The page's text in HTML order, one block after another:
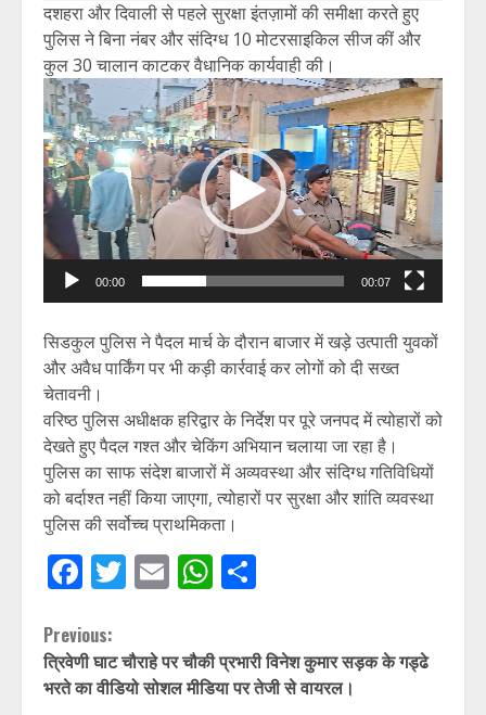
दशहरा और दिवाली से पहले सुरक्षा इंतज़ामों की समीक्षा करते हुए
पुलिस ने बिना नंबर और संदिग्ध 10 मोटरसाइकिल सीज कीं और
कुल 30 चालान काटकर वैधानिक कार्यवाही की।
Video
Player
00:00 00:07
सिडकुल पुलिस ने पैदल मार्च के दौरान बाजार में खड़े उत्पाती युवकों
और अवैध पार्किंग पर भी कड़ी कार्रवाई कर लोगों को दी सख्त
चेतावनी।
वरिष्ठ पुलिस अधीक्षक हरिद्वार के निर्देश पर पूरे जनपद में त्योहारों को
देखते हुए पैदल गश्त और चेकिंग अभियान चलाया जा रहा है।
पुलिस का साफ संदेश बाजारों में अव्यवस्था और संदिग्ध गतिविधियों
को बर्दाश्त नहीं किया जाएगा, त्योहारों पर सुरक्षा और शांति व्यवस्था
पुलिस की सर्वोच्च प्राथमिकता।
Facebook
Twitter
EmailWhatsApp
Continue
Reading
Previous:
त्रिवेणी घाट चौराहे पर चौकी प्रभारी विनेश कुमार सड़क के गड्ढे
भरते का वीडियो सोशल मीडिया पर तेजी से वायरल।